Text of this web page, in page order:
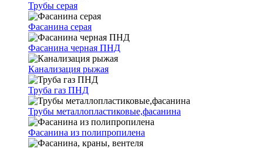
Трубы серая
Фасанина серая
Фасанина черная ПНД
Канализация рыжая
Труба газ ПНД
Трубы металлопластиковые,фасанина
Фасанина из полипропилена